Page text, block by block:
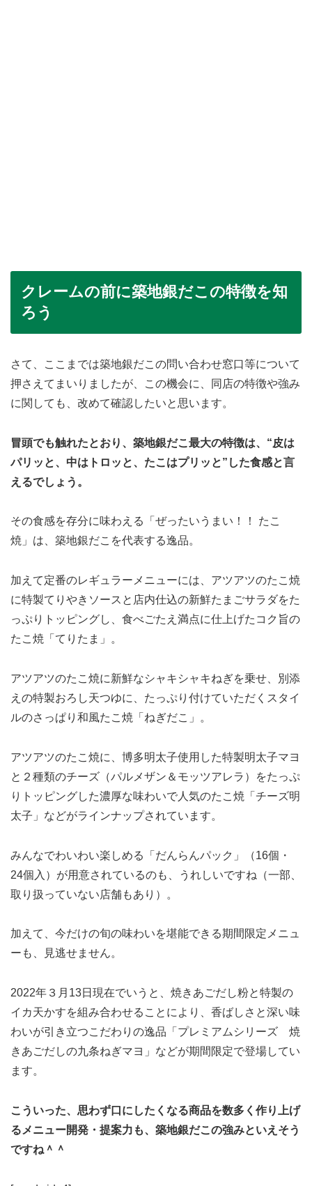
クレームの前に築地銀だこの特徴を知
ろう
さて、ここまでは築地銀だこの問い合わせ窓口等について
押さえてまいりましたが、この機会に、同店の特徴や強み
に関しても、改めて確認したいと思います。
冒頭でも触れたとおり、築地銀だこ最大の特徴は、“皮は
パリッと、中はトロッと、たこはプリッと”した食感と言
えるでしょう。
その食感を存分に味わえる「ぜったいうまい！！ たこ
焼」は、築地銀だこを代表する逸品。
加えて定番のレギュラーメニューには、アツアツのたこ焼
に特製てりやきソースと店内仕込の新鮮たまごサラダをた
っぷりトッピングし、食べごたえ満点に仕上げたコク旨の
たこ焼「てりたま」。
アツアツのたこ焼に新鮮なシャキシャキねぎを乗せ、別添
えの特製おろし天つゆに、たっぷり付けていただくスタイ
ルのさっぱり和風たこ焼「ねぎだこ」。
アツアツのたこ焼に、博多明太子使用した特製明太子マヨ
と２種類のチーズ（パルメザン＆モッツアレラ）をたっぷ
りトッピングした濃厚な味わいで人気のたこ焼「チーズ明
太子」などがラインナップされています。
みんなでわいわい楽しめる「だんらんパック」（16個・
24個入）が用意されているのも、うれしいですね（一部、
取り扱っていない店舗もあり）。
加えて、今だけの旬の味わいを堪能できる期間限定メニュ
ーも、見逃せません。
2022年３月13日現在でいうと、焼きあごだし粉と特製の
イカ天かすを組み合わせることにより、香ばしさと深い味
わいが引き立つこだわりの逸品「プレミアムシリーズ 焼
きあごだしの九条ねぎマヨ」などが期間限定で登場してい
ます。
こういった、思わず口にしたくなる商品を数多く作り上げ
るメニュー開発・提案力も、築地銀だこの強みといえそう
ですね＾＾